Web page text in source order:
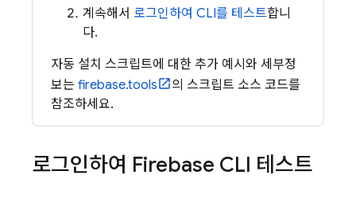
계속해서 로그인하여 CLI를 테스트합니
다.
자동 설치 스크립트에 대한 추가 예시와 세부정
보는 firebase.tools
의 스크립트 소스 코드를
참조하세요.
로그인하여 Firebase CLI 테스트